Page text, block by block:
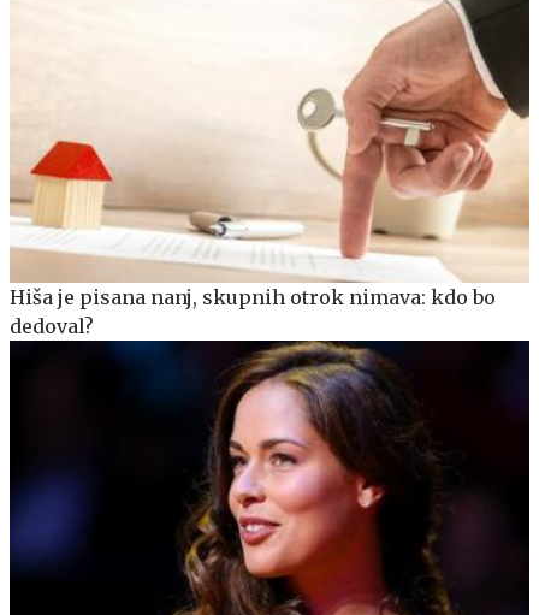
Hiša je pisana nanj, skupnih otrok nimava: kdo bo
dedoval?